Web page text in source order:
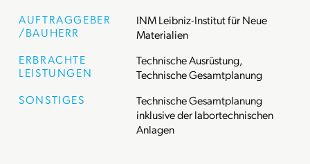
AUFTRAGGEBER
/BAUHERR
INM Leibniz-Institut für Neue
Materialien
ERBRACHTE
LEISTUNGEN
Technische Ausrüstung,
Technische Gesamtplanung
SONSTIGES
Technische Gesamtplanung
inklusive der labortechnischen
Anlagen